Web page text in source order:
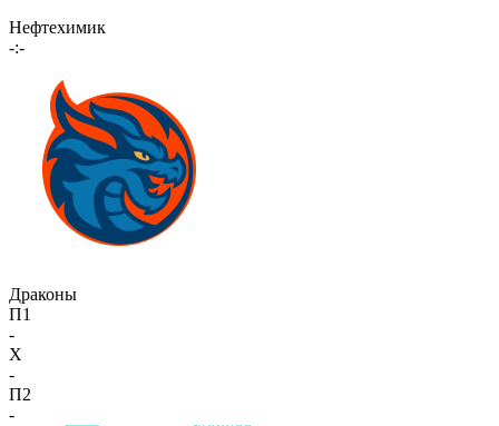
Нефтехимик
-:-
Драконы
П1
-
X
-
П2
-